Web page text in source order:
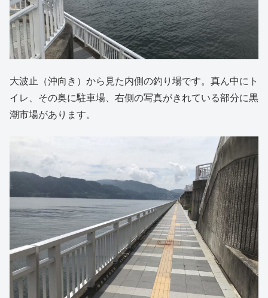
大波止（沖向き）から見た内側の釣り場です。真ん中にト
イレ、その奥に駐車場、右側の写真がきれている部分に黒
潮市場があります。